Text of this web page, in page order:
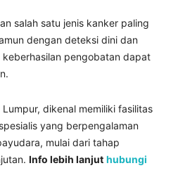
salah satu jenis kanker paling
dengan deteksi dini dan
pengobatan dapat
dikenal memiliki fasilitas
yang berpengalaman
mulai dari tahap
Info lebih lanjut hubungi